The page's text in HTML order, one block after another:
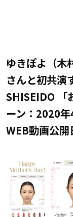
ゆきぽよ（木
さんと初共演
SHISEIDO 「
ーン：2020年
WEB動画公開